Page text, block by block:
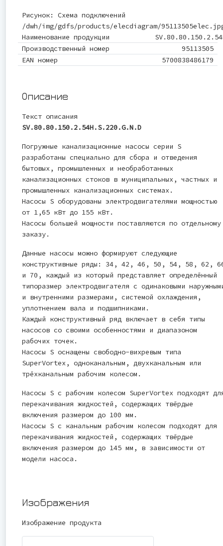
Рисунок: Схема подключений
/dwh/img/gdfs/products/elecdiagram/
Наименование продукции
Производственный номер
95113505
EAN номер
5700838486179
Описание
Текст описания
SV.80.80.150.2.54H.S.220.G.N.D
Погружные канализационные насосы серии S
разработаны специально для сбора и отведения
бытовых, промышленных и необработанных
канализационных стоков в муниципальных, частных и
промышленных канализационных системах.
Насосы S оборудованы электродвигателями мощностью
от 1,65 кВт до 155 кВт.
Насосы большей мощности поставляются по отдельному
заказу.
Данные насосы можно формируют следующие
конструктивные ряды: 34, 42, 46, 50, 54, 58, 62,
и 70, каждый из который представляет определённый
типоразмер электродвигателя с одинаковыми
и внутренними размерами, системой охлаждения,
уплотнением вала и подшипниками.
Каждый конструктивный ряд включает в себя типы
насосов со своими особенностями и диапазоном
рабочих точек.
Насосы S оснащены свободно-вихревым типа
SuperVortex, одноканальным, двухканальным или
трёхканальным рабочим колесом.
Насосы S с рабочим колесом SuperVortex подходят
перекачивания жидкостей, содержащих твёрдые
включения размером до 100 мм.
Насосы S с канальным рабочим колесом подходят для
перекачивания жидкостей, содержащих твёрдые
включения размером до 145 мм, в зависимости от
модели насоса.
Изображения
Изображение продукта